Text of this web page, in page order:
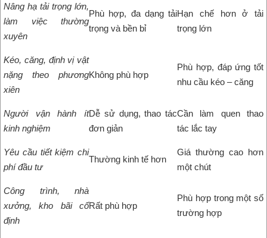
Nâng hạ tải trọng lớn,
làm việc thường
xuyên
Phù hợp, đa dạng tải
trọng và bền bỉ
Hạn chế hơn ở tải
trọng lớn
Kéo, căng, định vị vật
nặng theo phương
xiên
Không phù hợp
Phù hợp, đáp ứng tốt
nhu cầu kéo – căng
Người vận hành ít
kinh nghiệm
Dễ sử dụng, thao tác
đơn giản
Cần làm quen thao
tác lắc tay
Yêu cầu tiết kiệm chi
phí đầu tư
Thường kinh tế hơn
Giá thường cao hơn
một chút
Công trình, nhà
xưởng, kho bãi cố
định
Rất phù hợp
Phù hợp trong một số
trường hợp